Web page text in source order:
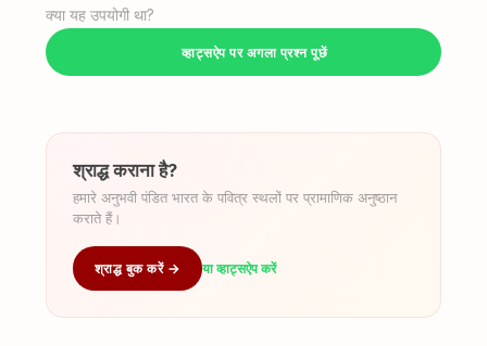
क्या यह उपयोगी था?
व्हाट्सऐप पर अगला प्रश्न पूछें
श्राद्ध कराना है?
हमारे अनुभवी पंडित भारत के पवित्र स्थलों पर प्रामाणिक अनुष्ठान
कराते हैं।
श्राद्ध बुक करें → या व्हाट्सऐप करें